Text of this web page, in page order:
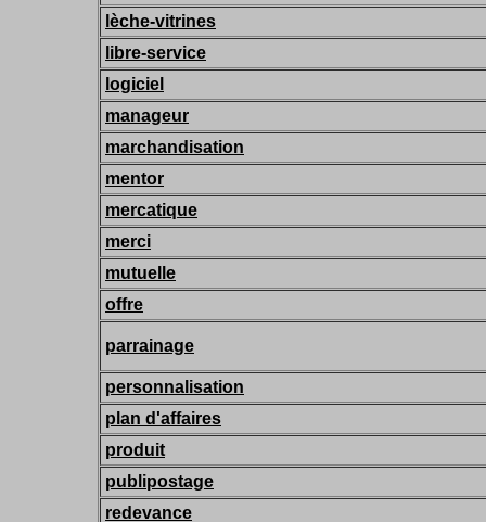
lèche-vitrines
libre-service
logiciel
manageur
marchandisation
mentor
mercatique
merci
mutuelle
offre
parrainage
personnalisation
plan d'affaires
produit
publipostage
redevance